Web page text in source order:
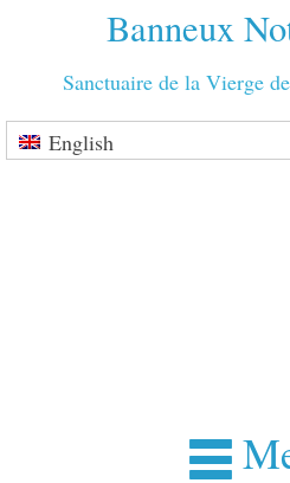
Banneux
Sanctuaire de la Vierge
English